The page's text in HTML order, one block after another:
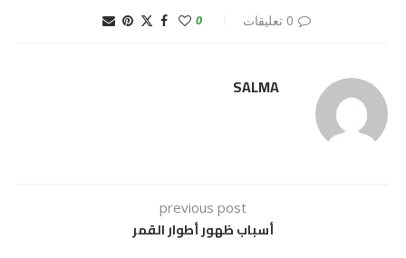
0 تعليقات 0
SALMA
previous post
أسباب ظهور أطوار القمر